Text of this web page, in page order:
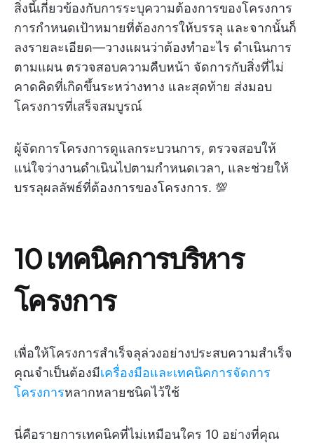
สิ่งนี้เกี่ยวข้องกับการระบุความต้องการของโครงการ
การกำหนดเป้าหมายที่ต้องการให้บรรลุ และจากนั้นก็
ลงรายละเอียด—วางแผนว่าต้องทำอะไร ดำเนินการ
ตามแผน ตรวจสอบความคืบหน้า จัดการกับสิ่งที่ไม่
คาดคิดที่เกิดขึ้นระหว่างทาง และสุดท้าย ส่งมอบ
โครงการที่เสร็จสมบูรณ์
ผู้จัดการโครงการดูแลกระบวนการ, ตรวจสอบให้
แน่ใจว่างานดำเนินไปตามกำหนดเวลา, และช่วยให้
บรรลุผลลัพธ์ที่ต้องการของโครงการ. 💯
10 เทคนิคการบริหาร
โครงการ
เพื่อให้โครงการสำเร็จลุล่วงอย่างประสบความสำเร็จ
คุณจำเป็นต้องมีเครื่องมือและเทคนิคการจัดการ
โครงการหลากหลายชนิดไว้ใช้
นี่คือรายการเทคนิคที่ไม่เหมือนใคร 10 อย่างที่คุณ